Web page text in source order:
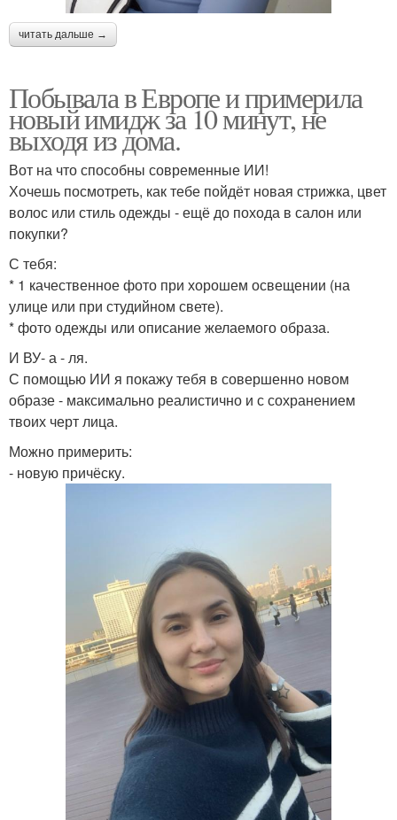
читать дальше →
Побывала в Европе и примерила
новый имидж за 10 минут, не
выходя из дома.
Вот на что способны современные ИИ!
Хочешь посмотреть, как тебе пойдёт новая стрижка, цвет
волос или стиль одежды - ещё до похода в салон или
покупки?
С тебя:
* 1 качественное фото при хорошем освещении (на
улице или при студийном свете).
* фото одежды или описание желаемого образа.
И ВУ- а - ля.
С помощью ИИ я покажу тебя в совершенно новом
образе - максимально реалистично и с сохранением
твоих черт лица.
Можно примерить:
- новую причёску.